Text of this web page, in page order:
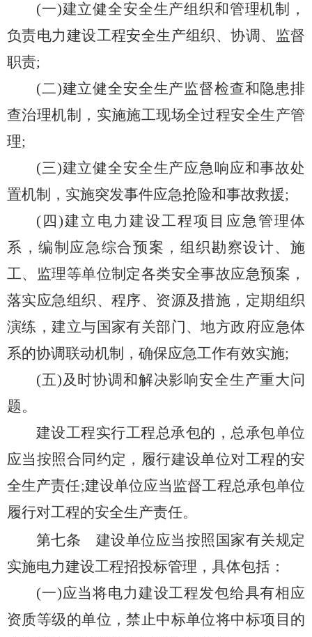
(一)建立健全安全生产组织和管理机制，
负责电力建设工程安全生产组织、协调、监督
职责;
(二)建立健全安全生产监督检查和隐患排
查治理机制，实施施工现场全过程安全生产管
理;
(三)建立健全安全生产应急响应和事故处
置机制，实施突发事件应急抢险和事故救援;
(四)建立电力建设工程项目应急管理体
系，编制应急综合预案，组织勘察设计、施
工、监理等单位制定各类安全事故应急预案，
落实应急组织、程序、资源及措施，定期组织
演练，建立与国家有关部门、地方政府应急体
系的协调联动机制，确保应急工作有效实施;
(五)及时协调和解决影响安全生产重大问
题。
建设工程实行工程总承包的，总承包单位
应当按照合同约定，履行建设单位对工程的安
全生产责任;建设单位应当监督工程总承包单位
履行对工程的安全生产责任。
第七条 建设单位应当按照国家有关规定
实施电力建设工程招投标管理，具体包括：
(一)应当将电力建设工程发包给具有相应
资质等级的单位，禁止中标单位将中标项目的